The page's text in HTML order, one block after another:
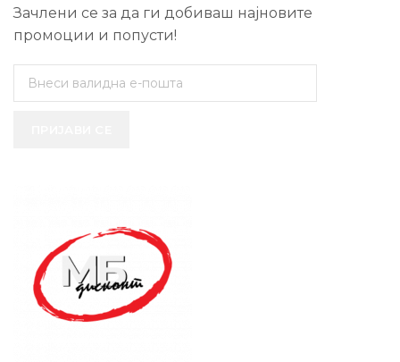
Зачлени се за да ги добиваш најновите
промоции и попусти!